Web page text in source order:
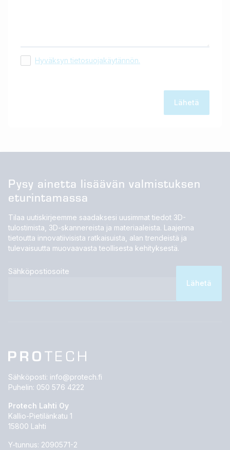
Hyväksyn tietosuojakäytännön.
Pysy ainetta lisäävän valmistuksen
eturintamassa
Tilaa uutiskirjeemme saadaksesi uusimmat tiedot 3D-
tulostimista, 3D-skannereista ja materiaaleista. Laajenna
tietoutta innovatiivisista ratkaisuista, alan trendeistä ja
tulevaisuutta muovaavasta teollisesta kehityksestä.
Sähköpostiosoite
Sähköposti: info@protech.fi
Puhelin: 050 576 4222
Protech Lahti Oy
Kallio-Pietilänkatu 1
15800 Lahti
Y-tunnus: 2090571-2